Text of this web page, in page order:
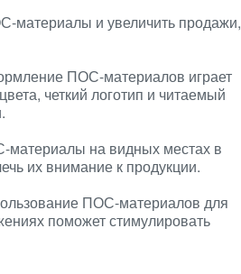
материалы и увеличить продажи,
ПОС-материалов играет
четкий логотип и читаемый
на видных местах в
их внимание к продукции.
ПОС-материалов для
поможет стимулировать